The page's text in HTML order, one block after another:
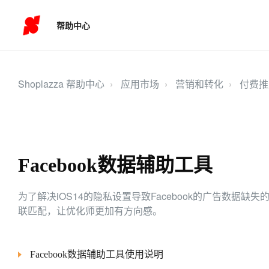
帮助中心
Shoplazza 帮助中心 应用市场 营销和转化 付费
Facebook数据辅助工具
为了解决iOS14的隐私设置导致Facebook的广告数据缺失
联匹配，让优化师更加有方向感。
Facebook数据辅助工具使用说明